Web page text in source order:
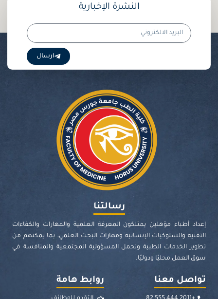
النشرة الإخبارية
البريد
الالكتروني
ارسال
رسالتنا
إعداد أطباء مؤهلين يمتلكون المعرفة العلمية والمهارات والكفاءات
التقنية والسلوكيات الإنسانية ومهارات البحث العلمي، بما يمكنهم من
تطوير الخدمات الطبية وتحمل المسؤولية المجتمعية والمنافسة في
سوق العمل محليًا ودوليًا.
تواصل معنا روابط هامة